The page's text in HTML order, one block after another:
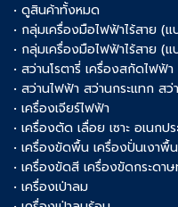
• ดูสินค้าทั้งหมด
• กลุ่มเครื่องมือไฟฟ้าไร้สาย (
• กลุ่มเครื่องมือไฟฟ้าไร้สาย (
• สว่านโรตารี่ เครื่องสกัดไฟฟ้
• สว่านไฟฟ้า สว่านกระแทก สว่
• เครื่องเจียร์ไฟฟ้า
• เครื่องตัด เลื่อย เซาะ อเนกป
• เครื่องขัดพื้น เครื่องปั่นเงาพื้น
• เครื่องขัดสี เครื่องขัดกระดา
• เครื่องเป่าลม